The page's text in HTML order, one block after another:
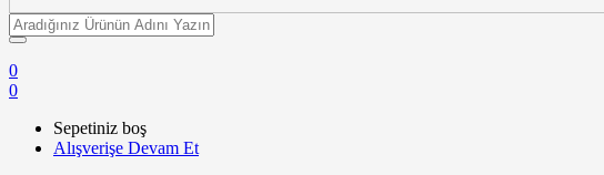
0
0
Sepetiniz boş
Alışverişe Devam Et